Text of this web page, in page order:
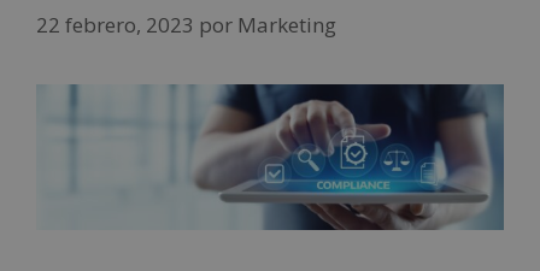
22 febrero, 2023 por Marketing